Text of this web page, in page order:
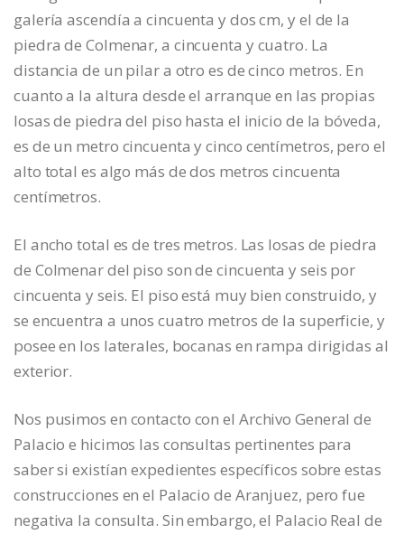
galería ascendía a cincuenta y dos cm, y el de la
piedra de Colmenar, a cincuenta y cuatro. La
distancia de un pilar a otro es de cinco metros. En
cuanto a la altura desde el arranque en las propias
losas de piedra del piso hasta el inicio de la bóveda,
es de un metro cincuenta y cinco centímetros, pero el
alto total es algo más de dos metros cincuenta
centímetros.
El ancho total es de tres metros. Las losas de piedra
de Colmenar del piso son de cincuenta y seis por
cincuenta y seis. El piso está muy bien construido, y
se encuentra a unos cuatro metros de la superficie, y
posee en los laterales, bocanas en rampa dirigidas al
exterior.
Nos pusimos en contacto con el Archivo General de
Palacio e hicimos las consultas pertinentes para
saber si existían expedientes específicos sobre estas
construcciones en el Palacio de Aranjuez, pero fue
negativa la consulta. Sin embargo, el Palacio Real de